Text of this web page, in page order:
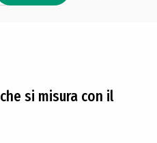
si misura con il